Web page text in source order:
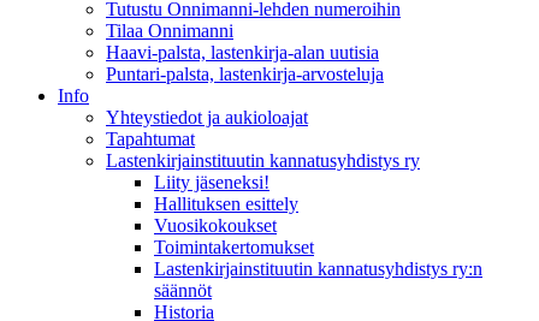
Tutustu Onnimanni-lehden numeroihin
Tilaa Onnimanni
Haavi-palsta, lastenkirja-alan uutisia
Puntari-palsta, lastenkirja-arvosteluja
Info
Yhteystiedot ja aukioloajat
Tapahtumat
Lastenkirjainstituutin kannatusyhdistys ry
Liity jäseneksi!
Hallituksen esittely
Vuosikokoukset
Toimintakertomukset
Lastenkirjainstituutin kannatusyhdistys ry:n
säännöt
Historia